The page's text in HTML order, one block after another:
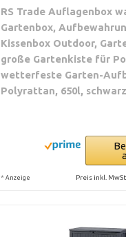
RS Trade Auflagenbox
Gartenbox,
Kissenbox Outdoor,
große Gartenkiste für
wetterfeste Garten-
Polyrattan, 650l, schwarz
* Anzeige Preis inkl.